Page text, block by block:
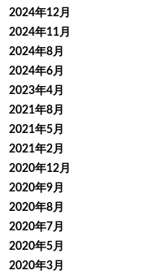
2024年12月
2024年11月
2024年8月
2024年6月
2023年4月
2021年8月
2021年5月
2021年2月
2020年12月
2020年9月
2020年8月
2020年7月
2020年5月
2020年3月